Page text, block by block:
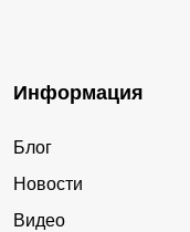
Информация
Блог
Новости
Видео